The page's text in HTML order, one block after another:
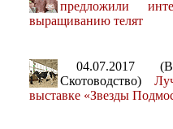
предложили
выращиванию телят
04.07.2017
Скотоводство)
выставке «Звезды